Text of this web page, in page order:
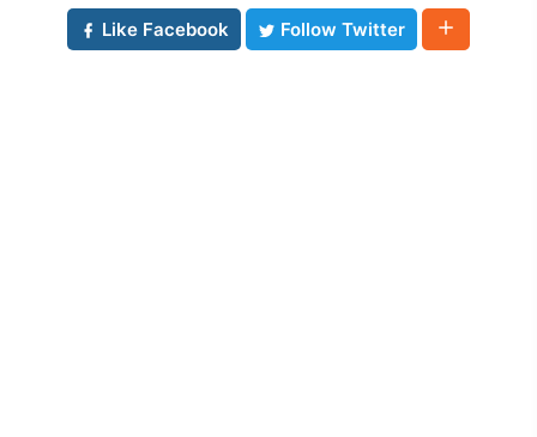
Like Facebook
Follow Twitter